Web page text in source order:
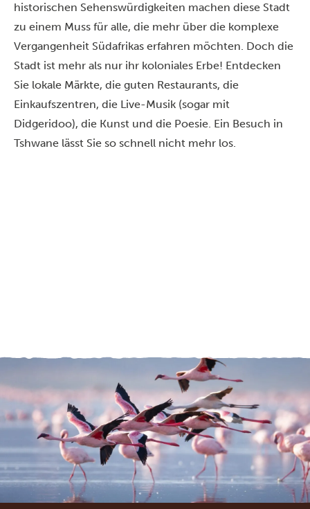
historischen Sehenswürdigkeiten machen diese Stadt
zu einem Muss für alle, die mehr über die komplexe
Vergangenheit Südafrikas erfahren möchten. Doch die
Stadt ist mehr als nur ihr koloniales Erbe! Entdecken
Sie lokale Märkte, die guten Restaurants, die
Einkaufszentren, die Live-Musik (sogar mit
Didgeridoo), die Kunst und die Poesie. Ein Besuch in
Tshwane lässt Sie so schnell nicht mehr los.